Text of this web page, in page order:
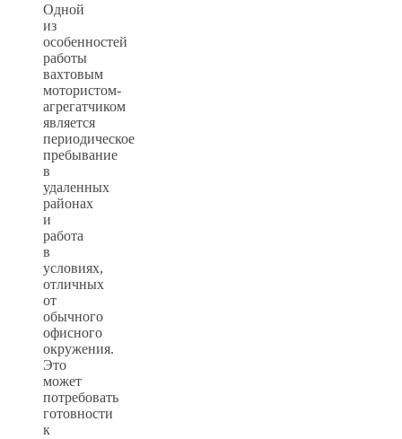
Одной
из
особенностей
работы
вахтовым
мотористом-
агрегатчиком
является
периодическое
пребывание
в
удаленных
районах
и
работа
в
условиях,
отличных
от
обычного
офисного
окружения.
Это
может
потребовать
готовности
к